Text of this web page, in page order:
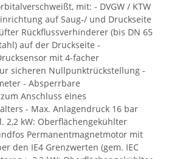
mit: - DVGW / KTW
auf Saug-/ und Druckseite
Rückflussverhinderer (bis DN 65
auf der Druckseite -
mit 4-facher
sicheren Nullpunktrückstellung -
- Absperrbare
Anschluss eines
- Max. Anlagendruck 16 bar
2,2 kW: Oberflächengekühlter
Permanentmagnetmotor mit
den IE4 Grenzwerten (gem. IEC